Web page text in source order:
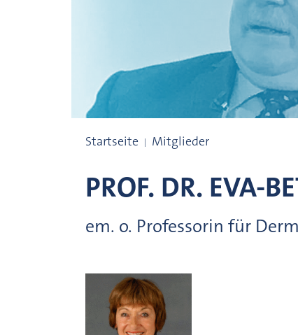
Startseite Mitglieder
PROF. DR. EVA-
em. o. Professorin für